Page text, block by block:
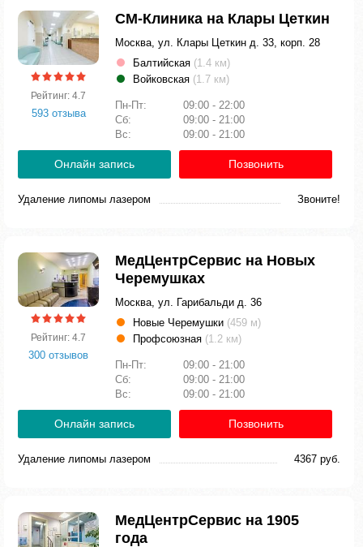
Рейтинг: 4.7
593 отзыва
СМ-Клиника на Клары Цеткин
Москва, ул. Клары Цеткин д. 33, корп. 28
Балтийская (1.4 км)
Войковская (1.7 км)
Пн-Пт:
09:00 - 22:00
Сб:
09:00 - 21:00
Вс:
09:00 - 21:00
Онлайн запись Позвонить
Удаление липомы лазером Звоните!
Рейтинг: 4.7
300 отзывов
МедЦентрСервис на Новых
Черемушках
Москва, ул. Гарибальди д. 36
Новые Черемушки (459 м)
Профсоюзная (1.2 км)
Пн-Пт:
09:00 - 21:00
Сб:
09:00 - 21:00
Вс:
09:00 - 21:00
Онлайн запись Позвонить
Удаление липомы лазером 4367 руб.
МедЦентрСервис на 1905
года